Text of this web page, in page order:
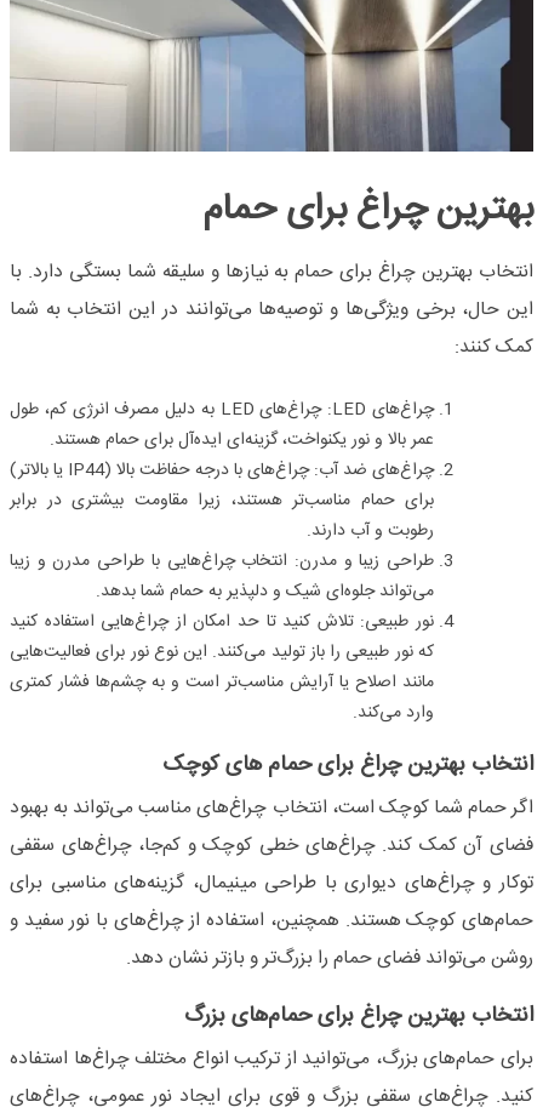
بهترین چراغ برای حمام
انتخاب بهترین چراغ برای حمام به نیازها و سلیقه شما بستگی دارد. با
این حال، برخی ویژگی‌ها و توصیه‌ها می‌توانند در این انتخاب به شما
کمک کنند:
چراغ‌های LED: چراغ‌های LED به دلیل مصرف انرژی کم، طول
عمر بالا و نور یکنواخت، گزینه‌ای ایده‌آل برای حمام هستند.
چراغ‌های ضد آب:چراغ‌های با درجه حفاظت بالا (IP44 یا بالاتر)
برای حمام مناسب‌تر هستند، زیرا مقاومت بیشتری در برابر
رطوبت و آب دارند.
طراحی زیبا و مدرن: انتخاب چراغ‌هایی با طراحی مدرن و زیبا
می‌تواند جلوه‌ای شیک و دلپذیر به حمام شما بدهد.
نور طبیعی: تلاش کنید تا حد امکان از چراغ‌هایی استفاده کنید
که نور طبیعی را باز تولید می‌کنند. این نوع نور برای فعالیت‌هایی
مانند اصلاح یا آرایش مناسب‌تر است و به چشم‌ها فشار کمتری
وارد می‌کند.
انتخاب بهترین چراغ برای حمام های کوچک
اگر حمام شما کوچک است، انتخاب چراغ‌های مناسب می‌تواند به بهبود
فضای آن کمک کند. چراغ‌های خطی کوچک و کم‌جا، چراغ‌های سقفی
توکار و چراغ‌های دیواری با طراحی مینیمال، گزینه‌های مناسبی برای
حمام‌های کوچک هستند. همچنین، استفاده از چراغ‌های با نور سفید و
روشن می‌تواند فضای حمام را بزرگ‌تر و بازتر نشان دهد.
انتخاب بهترین چراغ برای حمام‌های بزرگ
برای حمام‌های بزرگ، می‌توانید از ترکیب انواع مختلف چراغ‌ها استفاده
کنید. چراغ‌های سقفی بزرگ و قوی برای ایجاد نور عمومی، چراغ‌های